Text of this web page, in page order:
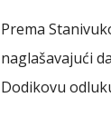
Prema
naglašavajući
Dodikovu